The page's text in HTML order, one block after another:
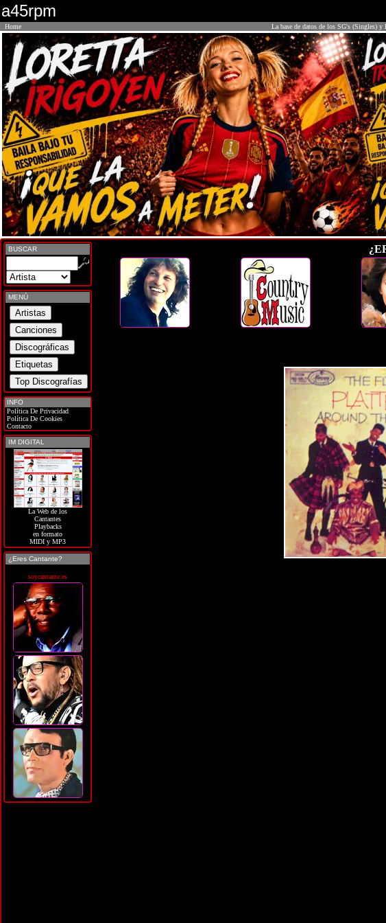
a45rpm
Home La base de datos de los SG's (Singles) y
BUSCAR
MENÚ
INFO
Política De Privacidad
Política De Cookies
Contacto
IM DIGITAL
La Web de los
Cantantes
Playbacks
en formato
MIDI y MP3
¿Eres Cantante?
soycantante.es